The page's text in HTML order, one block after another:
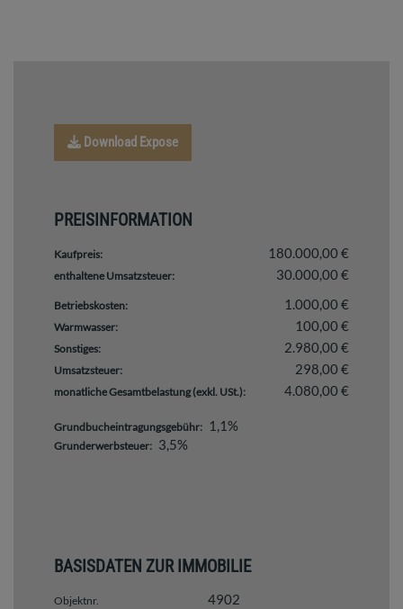
Download Expose
PREISINFORMATION
Kaufpreis: 180.000,00 €
enthaltene Umsatzsteuer: 30.000,00 €
Betriebskosten: 1.000,00 €
Warmwasser: 100,00 €
Sonstiges: 2.980,00 €
Umsatzsteuer: 298,00 €
monatliche Gesamtbelastung (exkl. USt.): 4.080,00 €
Grundbucheintragungsgebühr: 1,1%
Grunderwerbsteuer: 3,5%
BASISDATEN ZUR IMMOBILIE
Objektnr. 4902